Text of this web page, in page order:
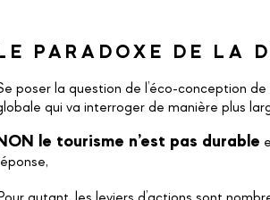
PARADOXE DE LA
poser la question de l’éco-conception
qui va interroger de manière plus
le tourisme n’est pas durable